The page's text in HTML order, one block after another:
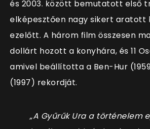
és 2003. között bemutatott első
elképesztően nagy sikert aratott
ezelőtt. A három film összesen
dollárt hozott a konyhára, és 11
amivel beállította a Ben-Hur
(1997) rekordját.
„A Gyűrűk Ura a történelem